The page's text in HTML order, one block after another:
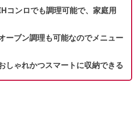
コンロでも調理可能で、家庭用
ーブン調理も可能なのでメニュー
しゃれかつスマートに収納できる